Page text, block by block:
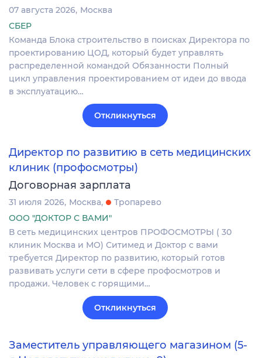
07 августа 2026 Москва
СБЕР
Команда Блока строительство в поисках Директора по
проектированию ЦОД, который будет управлять
распределенной командой Обязанности Полный
цикл управления проектированием от идеи до ввода
в эксплуатацию…
Откликнуться
Директор по развитию в сеть медицинских
клиник (профосмотры)
Договорная зарплата
31 июля 2026 Москва
Тропарево
ООО "ДОКТОР С ВАМИ"
В сеть медицинских центров ПРОФОСМОТРЫ ( 30
клиник Москва и МО) Ситимед и Доктор с вами
требуется Директор по развитию, который готов
развивать услуги сети в сфере профосмотров и
продажи. Человек с горящими…
Откликнуться
Заместитель управляющего магазином (5-